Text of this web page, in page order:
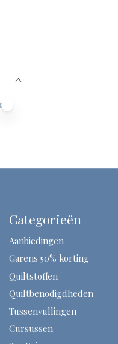
Categorieën
Aanbiedingen
Garens 50% korting
Quiltstoffen
Quiltbenodigdheden
Tussenvullingen
Cursussen